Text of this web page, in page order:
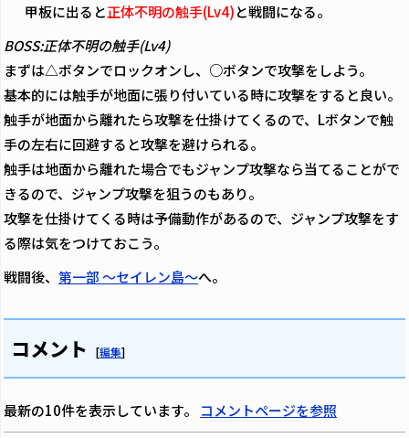
甲板に出ると正体不明の触手(Lv4)と戦闘になる。
BOSS:正体不明の触手(Lv4)
まずは△ボタンでロックオンし、○ボタンで攻撃をしよう。
基本的には触手が地面に張り付いている時に攻撃をすると良い。
触手が地面から離れたら攻撃を仕掛けてくるので、Lボタンで触
手の左右に回避すると攻撃を避けられる。
触手は地面から離れた場合でもジャンプ攻撃なら当てることがで
きるので、ジャンプ攻撃を狙うのもあり。
攻撃を仕掛けてくる時は予備動作があるので、ジャンプ攻撃をす
る際は気をつけておこう。
戦闘後、 第一部 ～セイレン島～へ。
コメント [編集]
最新の10件を表示しています。 コメントページを参照